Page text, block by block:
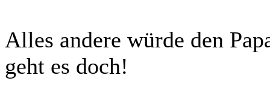
Alles andere würde den
geht es doch!